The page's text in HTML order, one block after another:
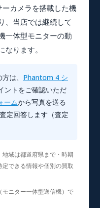
カメラを搭載した機
、当店では継続して
一体型モニターの動
ります。
は、 Phantom 4 シ
ントをご確認いただ
ームから写真を送る
定回答します（査定
域は都道府県まで・時期
できる情報や個別の買取
ニター一体型送信機）で